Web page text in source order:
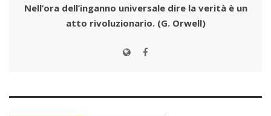
Nell’ora dell’inganno universale dire la verità è un
atto rivoluzionario. (G. Orwell)